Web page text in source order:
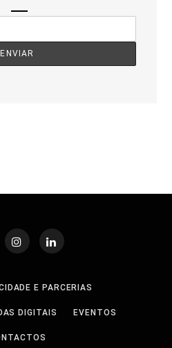
E PARCERIAS
DIGITAIS EVENTOS